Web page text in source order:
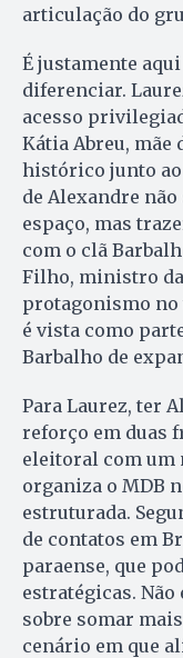
articulação do
É justamente
diferenciar.
acesso
Kátia Abreu,
histórico junto ao
de Alexandre
espaço, mas
com o clã
Filho, ministro
protagonismo no
é vista como
Barbalho de
Para Laurez, ter
reforço em duas
eleitoral com um
organiza o MDB
estruturada.
de contatos em
paraense, que
estratégicas.
sobre somar
cenário em que